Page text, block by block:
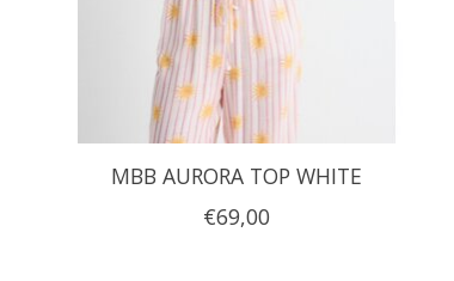
MBB AURORA TOP WHITE
€69,00